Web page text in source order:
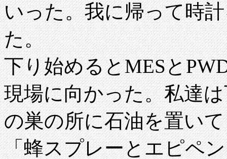
いった。我に帰って時
た。
下り始めるとMESと
現場に向かった。私達
の巣の所に石油を置い
「蜂スプレーとエピペ